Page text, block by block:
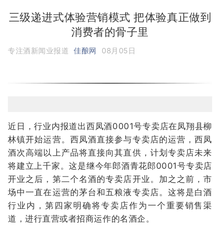
三级递进式体验营销模式 把体验真正做到
消费者的骨子里
专注酒新闻业报道 佳酿网 08月05日
近日，行业内报道出西凤酒0001号专卖店在凤翔县柳
林镇开始运营。西凤酒直接参与专卖店的运营，西凤
酒次高端以上产品将直接向其直供，计划专卖店未来
将建立上千家。这是继今年郎酒青花郎0001号专卖店
开业之后，第二个名酒的专卖店开业。加之之前，市
场中一直在运营的茅台和五粮液专卖店。这将是白酒
行业内，第四家明确将专卖店作为一个重要销售渠
道，进行直营或者招商运作的名酒企。